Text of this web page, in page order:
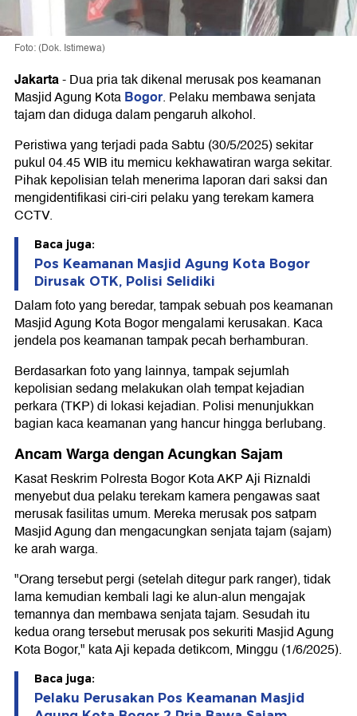
Foto: (Dok. Istimewa)
Jakarta-Dua pria tak dikenal merusak pos keamanan
Masjid Agung KotaBogor. Pelaku membawa senjata
tajam dan diduga dalam pengaruh alkohol.
Peristiwa yang terjadi pada Sabtu (30/5/2025) sekitar
pukul 04.45 WIB itu memicu kekhawatiran warga sekitar.
Pihak kepolisian telah menerima laporan dari saksi dan
mengidentifikasi ciri-ciri pelaku yang terekam kamera
CCTV.
Baca juga:
Pos Keamanan Masjid Agung Kota Bogor
Dirusak OTK, Polisi Selidiki
Dalam foto yang beredar, tampak sebuah pos keamanan
Masjid Agung Kota Bogor mengalami kerusakan. Kaca
jendela pos keamanan tampak pecah berhamburan.
Berdasarkan foto yang lainnya, tampak sejumlah
kepolisian sedang melakukan olah tempat kejadian
perkara (TKP) di lokasi kejadian. Polisi menunjukkan
bagian kaca keamanan yang hancur hingga berlubang.
Ancam Warga dengan Acungkan Sajam
Kasat Reskrim Polresta Bogor Kota AKP Aji Riznaldi
menyebut dua pelaku terekam kamera pengawas saat
merusak fasilitas umum. Mereka merusak pos satpam
Masjid Agung dan mengacungkan senjata tajam (sajam)
ke arah warga.
"Orang tersebut pergi (setelah ditegur park ranger), tidak
lama kemudian kembali lagi ke alun-alun mengajak
temannya dan membawa senjata tajam. Sesudah itu
kedua orang tersebut merusak pos sekuriti Masjid Agung
Kota Bogor," kata Aji kepada detikcom, Minggu (1/6/2025).
Baca juga:
Pelaku Perusakan Pos Keamanan Masjid